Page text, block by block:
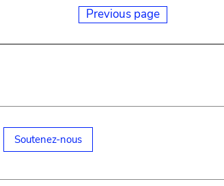
Previous page
Soutenez-nous